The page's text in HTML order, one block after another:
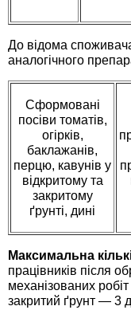
До відома
аналогічного
Сформовані
посіви томатів,
огірків,
баклажанів,
перцю, кавунів у
відкритому та
закритому
ґрунті, дині
Максимальна
працівників після
механізованих
закритий ґрунт — 3
Элитные семена в